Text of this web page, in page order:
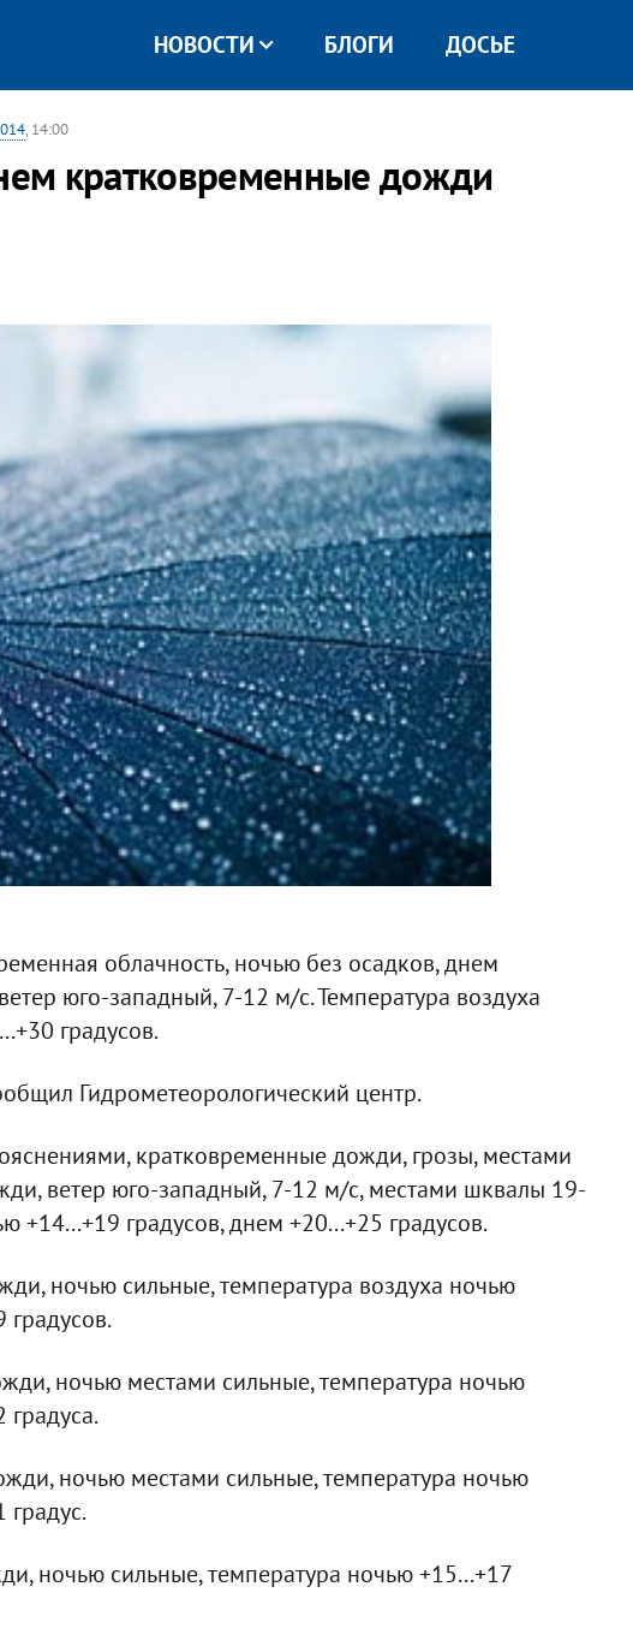
НОВОСТИ БЛОГИ ДОСЬЕ
, 14:00
кратковременные дожди
облачность, ночью без осадков, днем
юго-западный, 7-12 м/с. Температура воздуха
градусов.
Гидрометеорологический центр.
кратковременные дожди, грозы, местами
ветер юго-западный, 7-12 м/с, местами шквалы 19-
+14...+19 градусов, днем +20...+25 градусов.
ночью сильные, температура воздуха ночью
градусов.
ночью местами сильные, температура ночью
градуса.
ночью местами сильные, температура ночью
градус.
ночью сильные, температура ночью +15...+17